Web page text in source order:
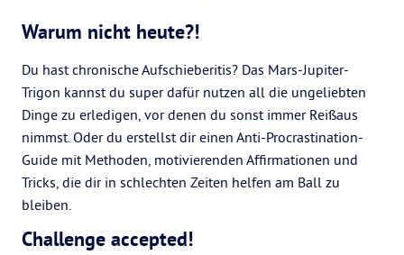
Warum nicht heute?!
Du hast chronische Aufschieberitis? Das Mars-Jupiter-
Trigon kannst du super dafür nutzen all die ungeliebten
Dinge zu erledigen, vor denen du sonst immer Reißaus
nimmst. Oder du erstellst dir einen Anti-Procrastination-
Guide mit Methoden, motivierenden Affirmationen und
Tricks, die dir in schlechten Zeiten helfen am Ball zu
bleiben.
Challenge accepted!